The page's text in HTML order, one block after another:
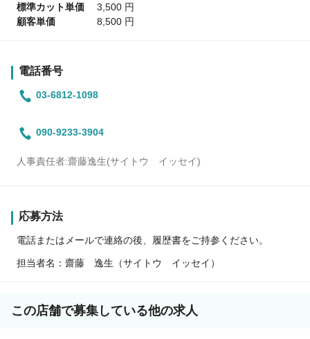
標準カット単価
3,500 円
顧客単価
8,500 円
電話番号
03-6812-1098
090-9233-3904
人事責任者:齋藤逸生(サイトウ イッセイ)
応募方法
電話またはメールで連絡の後、履歴書をご持参ください。
担当者名：齋藤 逸生（サイトウ イッセイ）
この店舗で募集している他の求人